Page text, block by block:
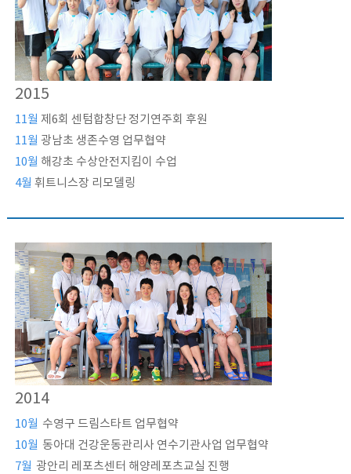
2015
11월 제6회 센텀합창단 정기연주회 후원
11월 광남초 생존수영 업무협약
10월 해강초 수상안전지킴이 수업
4월 휘트니스장 리모델링
2014
10월 수영구 드림스타트 업무협약
10월 동아대 건강운동관리사 연수기관사업 업무협약
7월 광안리 레포츠센터 해양레포츠교실 진행